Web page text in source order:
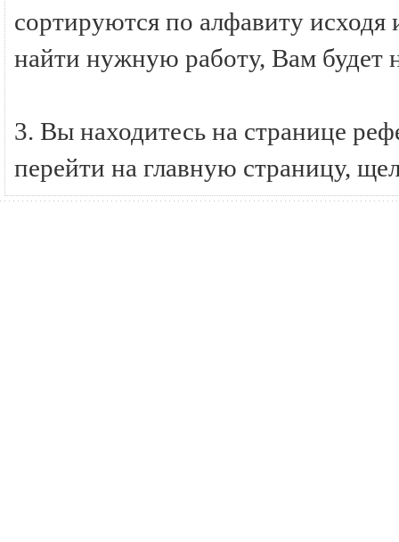
сортируются по алфавиту исходя
найти нужную работу, Вам будет
3. Вы находитесь на странице
перейти на главную страницу,